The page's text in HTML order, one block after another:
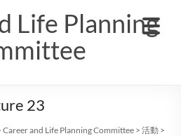
Life Planning
23
Career and Life Planning Committee >活動 >